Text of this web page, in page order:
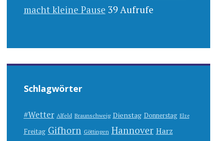
macht kleine Pause 39 Aufrufe
Schlagwörter
#Wetter Alfeld Braunschweig Dienstag Donnerstag Elze
Freitag Gifhorn Göttingen Hannover Harz